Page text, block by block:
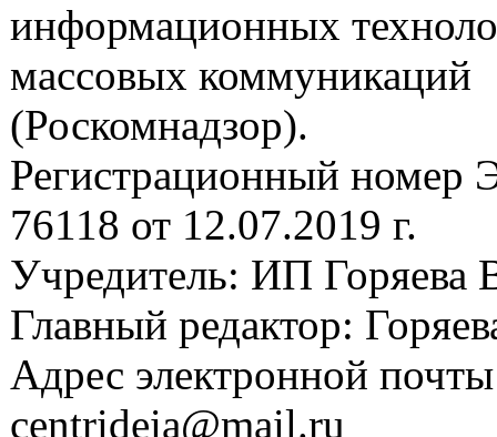
информационных
массовых коммуникаций
(Роскомнадзор).
Регистрационный
76118 от 12.07.2019 г.
Учредитель: ИП Горяева
Главный редактор:
Адрес электронной
centrideia@mail.ru